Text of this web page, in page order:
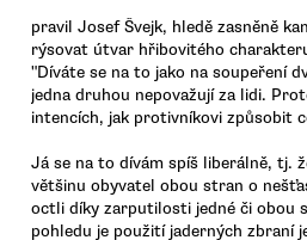
pravil Josef Švejk, hledě zasněně
rýsovat útvar hřibovitého
"Díváte se na to jako na soupeření
jedna druhou nepovažují za lidi.
intencích, jak protivníkovi způsobit
Já se na to dívám spíš liberálně, tj.
většinu obyvatel obou stran o
octli díky zarputilosti jedné či obou
pohledu je použití jaderných zbraní